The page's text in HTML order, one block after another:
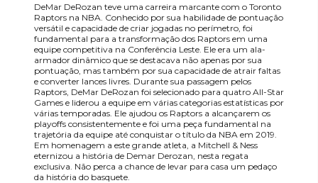
DeMar DeRozan teve uma carreira marcante com o Toronto
Raptors na NBA. Conhecido por sua habilidade de pontuação
versátil e capacidade de criar jogadas no perímetro, foi
fundamental para a transformação dos Raptors em uma
equipe competitiva na Conferência Leste. Ele era um ala-
armador dinâmico que se destacava não apenas por sua
pontuação, mas também por sua capacidade de atrair faltas
e converter lances livres. Durante sua passagem pelos
Raptors, DeMar DeRozan foi selecionado para quatro All-Star
Games e liderou a equipe em várias categorias estatísticas por
várias temporadas. Ele ajudou os Raptors a alcançarem os
playoffs consistentemente e foi uma peça fundamental na
trajetória da equipe até conquistar o título da NBA em 2019.
Em homenagem a este grande atleta, a Mitchell & Ness
eternizou a história de Demar Derozan, nesta regata
exclusiva. Não perca a chance de levar para casa um pedaço
da história do basquete.